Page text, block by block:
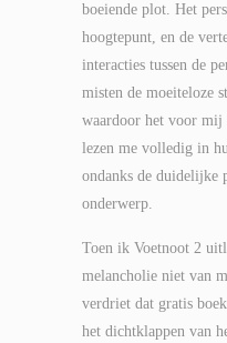
boeiende plot. Het
hoogtepunt, en de
interacties tussen de
misten de moeiteloze
waardoor het voor
lezen me volledig in
ondanks de duidelijke
onderwerp.
Toen ik Voetnoot 2
melancholie niet van
verdriet dat gratis
het dichtklappen van